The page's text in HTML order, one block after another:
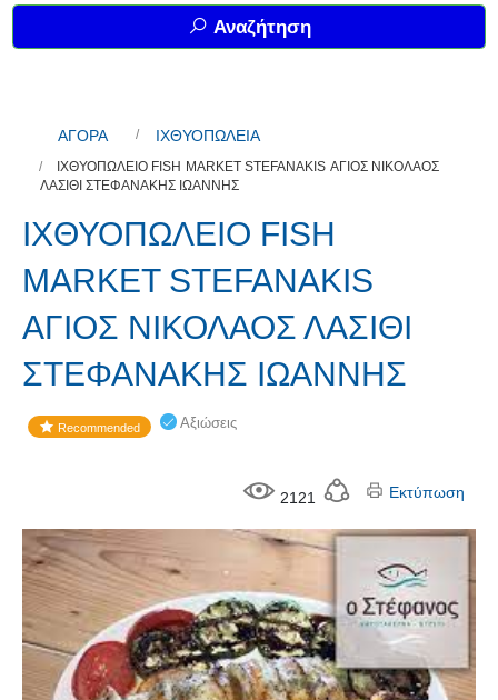
Αναζήτηση
ΑΓΟΡΑ ΙΧΘΥΟΠΩΛΕΙΑ
ΙΧΘΥΟΠΩΛΕΙΟ FISH MARKET STEFANAKIS ΑΓΙΟΣ ΝΙΚΟΛΑΟΣ
ΛΑΣΙΘΙ ΣΤΕΦΑΝΑΚΗΣ ΙΩΑΝΝΗΣ
ΙΧΘΥΟΠΩΛΕΙΟ FISH
MARKET STEFANAKIS
ΑΓΙΟΣ ΝΙΚΟΛΑΟΣ ΛΑΣΙΘΙ
ΣΤΕΦΑΝΑΚΗΣ ΙΩΑΝΝΗΣ
Recommended Αξιώσεις
2121 Εκτύπωση